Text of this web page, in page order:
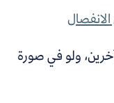
ولو في صورة